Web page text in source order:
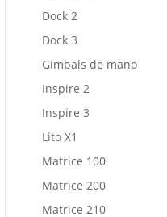
Dock 2
Dock 3
Gimbals de mano
Inspire 2
Inspire 3
Lito X1
Matrice 100
Matrice 200
Matrice 210